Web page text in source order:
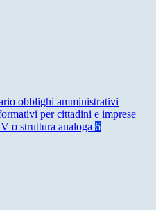
obblighi amministrativi
per cittadini e imprese
o struttura analoga 6